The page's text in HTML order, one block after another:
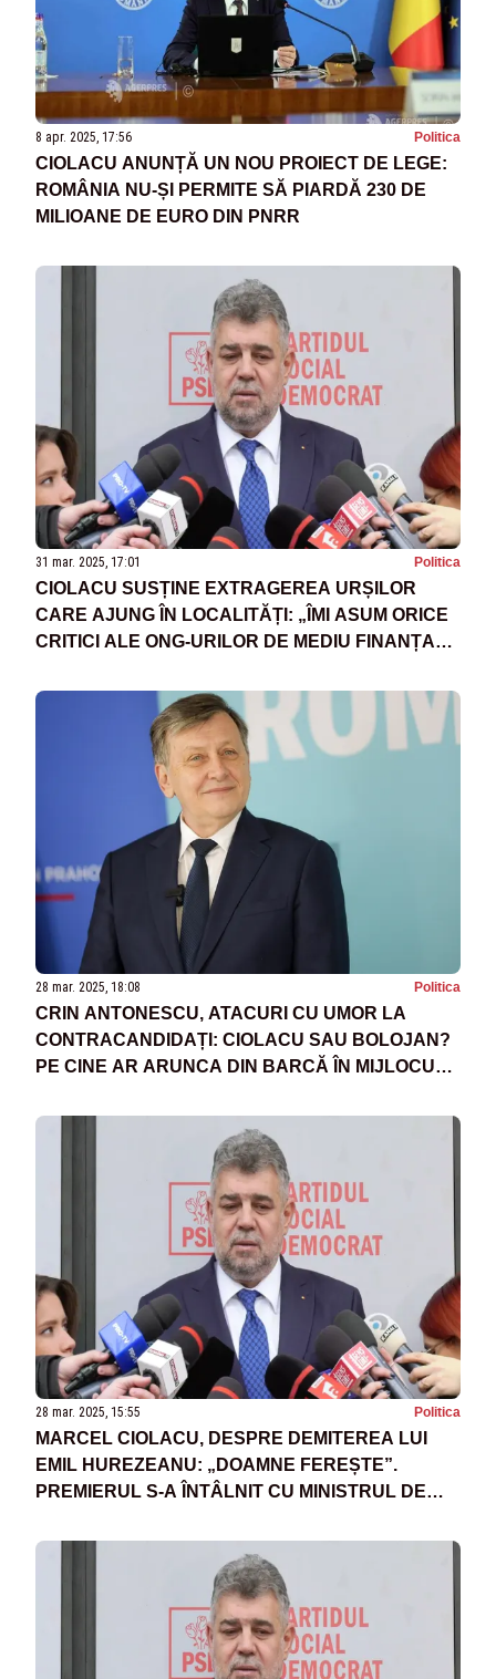
8 apr. 2025, 17:56 Politica
CIOLACU ANUNȚĂ UN NOU PROIECT DE LEGE:
ROMÂNIA NU-ȘI PERMITE SĂ PIARDĂ 230 DE
MILIOANE DE EURO DIN PNRR
31 mar. 2025, 17:01 Politica
CIOLACU SUSȚINE EXTRAGEREA URȘILOR
CARE AJUNG ÎN LOCALITĂȚI: „ÎMI ASUM ORICE
CRITICI ALE ONG-URILOR DE MEDIU FINANȚATE
28 mar. 2025, 18:08 Politica
CRIN ANTONESCU, ATACURI CU UMOR LA
CONTRACANDIDAȚI: CIOLACU SAU BOLOJAN?
PE CINE AR ARUNCA DIN BARCĂ ÎN MIJLOCUL
28 mar. 2025, 15:55 Politica
MARCEL CIOLACU, DESPRE DEMITEREA LUI
EMIL HUREZEANU: „DOAMNE FEREȘTE”.
PREMIERUL S-A ÎNTÂLNIT CU MINISTRUL DE